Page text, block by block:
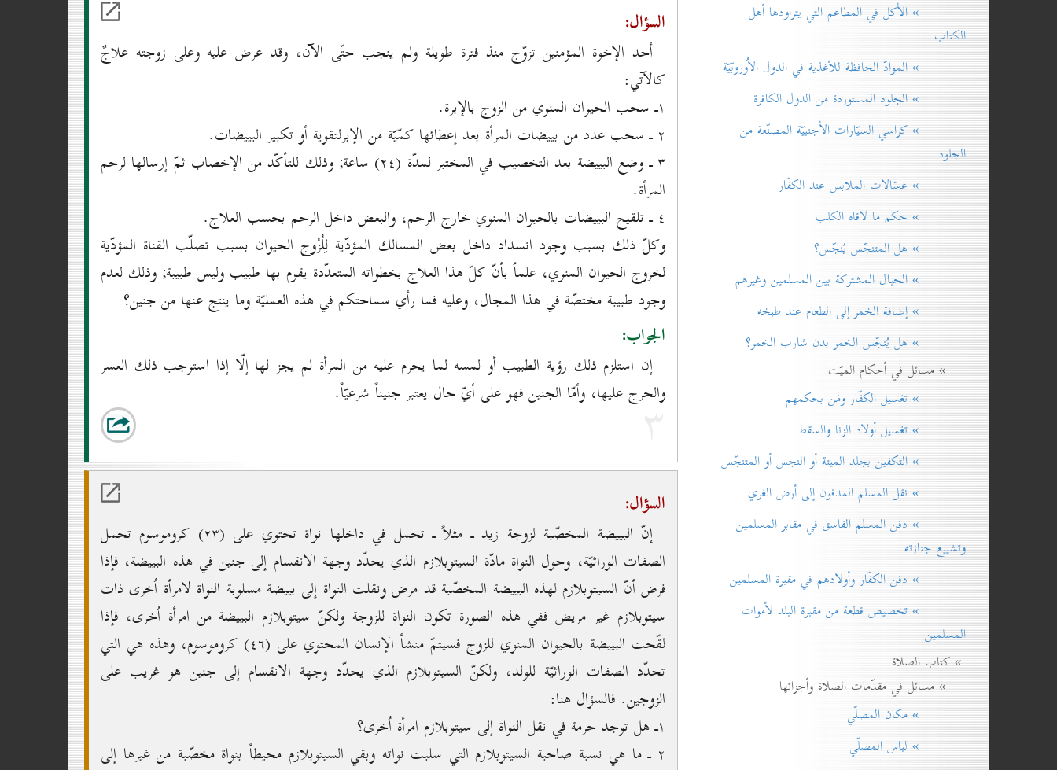
السؤال:
أحد الإخوة المؤمنين تزوّج منذ فترة طويلة ولم ينجب حتّى الآن، وقد عرض عليه وعلى زوجته علاجٌ
كالآتي:
۱ـ سحب الحيوان المنوي من الزوج بالإبرة.
۲ ـ سحب عدد من بييضات المرأة بعد إعطائها كمّيّة من الإبرلتقوية أو تكبير البييضات.
۳ ـ وضع البييضة بعد التخصيب في المختبر لمدّة (۲٤) ساعة; وذلك للتأكّد من الإخصاب ثمّ إرسالها لرحم
المرأة.
٤ ـ تلقيح البييضات بالحيوان المنوي خارج الرحم، والبعض داخل الرحم بحسب العلاج.
وكلّ ذلك بسبب وجود انسداد داخل بعض المسالك المؤدّية لِلُزُوج الحيوان بسبب تصلّب القناة المؤدّية
لخروج الحيوان المنوي، علماً بأنّ كلّ هذا العلاج بخطواته المتعدّدة يقوم بها طبيب وليس طبيبة; وذلك لعدم
وجود طبيبة مختصّة في هذا المجال، وعليه فما رأي سماحتكم في هذه العمليّة وما ينتج عنها من جنين؟
الجواب:
إن استلزم ذلك رؤية الطبيب أو لمسه لما يحرم عليه من المرأة لم يجز لها إلّا إذا استوجب ذلك العسر
والحرج عليها، وأمّا الجنين فهو على أيّ حال يعتبر جنيناً شرعيّاً.
۳
السؤال:
إنّ البييضة المخصّبة لزوجة زيد ـ مثلاً ـ تحمل في داخلها نواة تحتوي على (۲۳) كروموسوم تحمل
الصفات الوراثيّة، وحول النواة مادّة السيتوبلازم الذي يحدّد وجهة الانقسام إلى جنين في هذه البييضة، فإذا
فرض أنّ السيتوبلازم لهذه البييضة المخصّبة قد مرض ونقلت النواة إلى بييضة مسلوبة النواة لامرأة اُخرى ذات
سيتوبلازم غير مريض ففي هذه الصورة تكون النواة للزوجة ولكنّ سيتوبلازم البييضة من امرأة اُخرى، فإذا
لقّحت البييضة بالحيوان المنوي للزوج فسيتمّ منشأ الإنسان المحتوي على (٤٦) كروموسوم، وهذه هي التي
تحدّد الصفات الوراثيّة للولد، ولكنّ السيتوبلازم الذي يحدّد وجهة الانقسام إلى جنين هو غريب على
الزوجين. فالسؤال هنا:
۱ـ هل توجد حرمة في نقل النواة إلى سيتوبلازم امرأة اُخرى؟
۲ ـ ما هي نسبة صاحبة السيتوبلازم التي سلبت نواته وبقي السيتوبلازم محيطاً بنواة مخصّبة من غيرها إلى
» الأكل في المطاعم التي يتراودها أهل
الكتاب
» الموادّ الحافظة للأغذية في الدول الاُوروبّيّة
» الجلود المستوردة من الدول الكافرة
» كراسي السيّارات الأجنبيّة المصنّعة من
الجلود
» غسّالات الملابس عند الكفّار
» حكم ما لاقاه الكلب
» هل المتنجّس يُنجّس؟
» الحبال المشتركة بين المسلمين وغيرهم
» إضافة الخمر إلی الطعام عند طبخه
» هل يُنجّس الخمر بدن شارب الخمر؟
» مسائل في أحكام الميّت
» تغسيل الكفّار ومَن بحكمهم
» تغسيل أولاد الزنا والسقط
» التكفين بجلد الميتة أو النجس أو المتنجّس
» نقل المسلم المدفون إلی أرض الغري
» دفن المسلم الفاسق في مقابر المسلمين
وتشييع جنازته
» دفن الكفّار وأولادهم في مقبرة المسلمين
» تخصيص قطعة من مقبرة البلد لأموات
المسلمين
» كتاب الصلاة
» مسائل في مقدّمات الصلاة وأجزائها
» مكان المصلّي
» لباس المصلّي